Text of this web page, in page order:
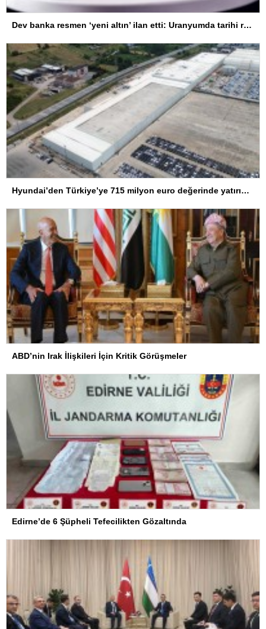
Dev banka resmen ‘yeni altın’ ilan etti: Uranyumda tarihi rekorlara çok az kaldı
Hyundai’den Türkiye’ye 715 milyon euro değerinde yatırım hamlesi
ABD’nin Irak İlişkileri İçin Kritik Görüşmeler
Edirne’de 6 Şüpheli Tefecilikten Gözaltında